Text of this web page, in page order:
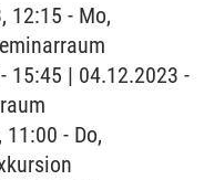
12:15 - Mo,
15:45 | 04.12.2023 -
- Do,